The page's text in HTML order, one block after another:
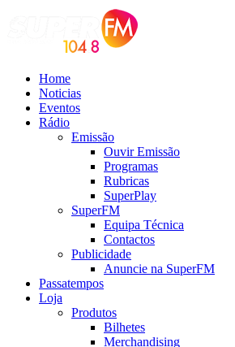
Home
Noticias
Eventos
Rádio
Emissão
Ouvir Emissão
Programas
Rubricas
SuperPlay
SuperFM
Equipa Técnica
Contactos
Publicidade
Anuncie na SuperFM
Passatempos
Loja
Produtos
Bilhetes
Merchandising